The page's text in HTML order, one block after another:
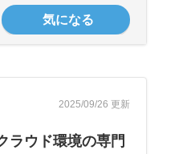
気になる
2025/09/26 更新
ラウド環境の専門